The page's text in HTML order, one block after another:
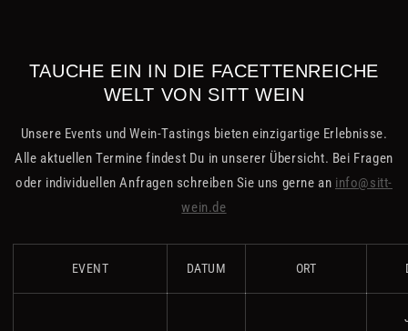
TAUCHE EIN IN DIE FACETTENREICHE
WELT VON SITT WEIN
Unsere Events und Wein-Tastings bieten einzigartige Erlebnisse.
Alle aktuellen Termine findest Du in unserer Übersicht. Bei Fragen
oder individuellen Anfragen schreiben Sie uns gerne an info@sitt-
wein.de
EVENT DATUM ORT